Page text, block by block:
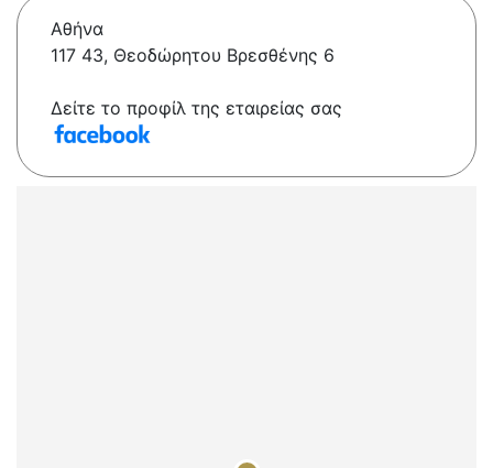
Αθήνα
117 43, Θεοδώρητου Βρεσθένης 6
Δείτε το προφίλ της εταιρείας σας